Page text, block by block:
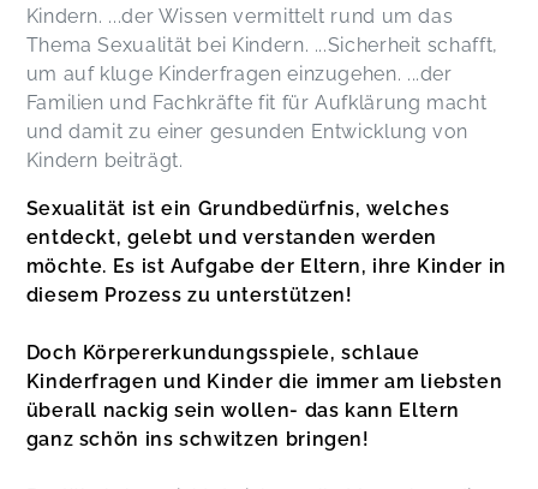
Vielen Dank für den tollen Workshop „Entspannt
aufklären“! 🙏🏻✨ Die Inhalte wurden super
verständlich und einfühlsam vermittelt.
Besonders schön fand ich die entspannte und
offene Atmosphäre, in der Fragen ganz
viel Herzblut und Erfahrung Lovis in ihre Arbeit
steckt. Absolut empfehlenswert für alle Eltern
und jeden, der mit Kindern zu tun hat! ❤️
Lovis gelingt es, den Workshop in einer derart
entspannten Weise kompetent zu führen, dass
alle Teilnehmenden sich öffnen können und
abgeholt fühlen. Für mich in der Doppelrolle als
Kindern. ...der Wissen vermittelt rund um das
Thema Sexualität bei Kindern. ...Sicherheit schafft,
um auf kluge Kinderfragen einzugehen. ...der
Familien und Fachkräfte fit für Aufklärung macht
und damit zu einer gesunden Entwicklung von
Kindern beiträgt.
Sexualität ist ein Grundbedürfnis, welches
entdeckt, gelebt und verstanden werden
möchte. Es ist Aufgabe der Eltern, ihre Kinder in
diesem Prozess zu unterstützen!
Doch Körpererkundungsspiele, schlaue
Kinderfragen und Kinder die immer am liebsten
überall nackig sein wollen- das kann Eltern
ganz schön ins schwitzen bringen!